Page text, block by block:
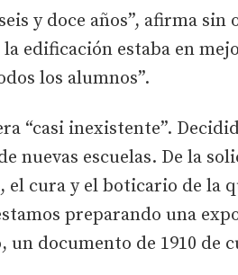
y doce años”, afirma
edificación estaba en
los alumnos”.
“casi inexistente”.
nuevas escuelas. De la
el cura y el boticario de la
preparando una
documento de 1910 de